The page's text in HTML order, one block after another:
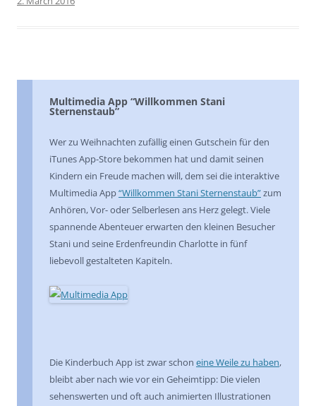
Multimedia App “Willkommen Stani
Sternenstaub”
Wer zu Weihnachten zufällig einen Gutschein für den
iTunes App-Store bekommen hat und damit seinen
Kindern ein Freude machen will, dem sei die interaktive
Multimedia App“Willkommen Stani Sternenstaub”zum
Anhören, Vor- oder Selberlesen ans Herz gelegt. Viele
spannende Abenteuer erwarten den kleinen Besucher
Stani und seine Erdenfreundin Charlotte in fünf
liebevoll gestalteten Kapiteln.
Die Kinderbuch App ist zwar schon eine Weile zu haben,
bleibt aber nach wie vor ein Geheimtipp: Die vielen
sehenswerten und oft auch animierten Illustrationen